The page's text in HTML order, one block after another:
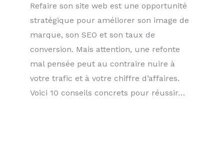
Refaire son site web est une opportunité
stratégique pour améliorer son image de
marque, son SEO et son taux de
conversion. Mais attention, une refonte
mal pensée peut au contraire nuire à
votre trafic et à votre chiffre d’affaires.
Voici 10 conseils concrets pour réussir…